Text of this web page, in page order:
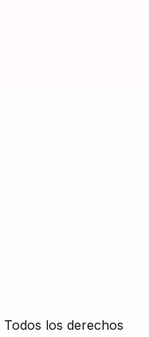
Todos los derechos